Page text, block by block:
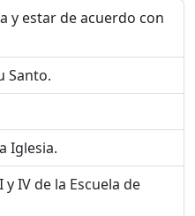
y estar de acuerdo con
Santo.
Iglesia.
IV de la Escuela de